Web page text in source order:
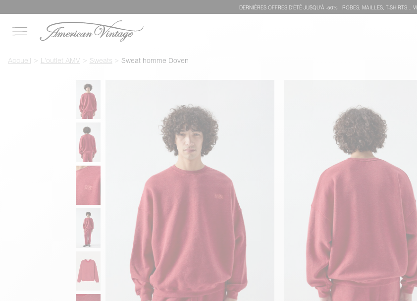
DERNIÈRES OFFRES D'ÉTÊ JUSQU'À -50% : ROBES, MAILLES, T-SHIRTS...
Accueil L'outlet AMV Sweats Sweat homme Doven